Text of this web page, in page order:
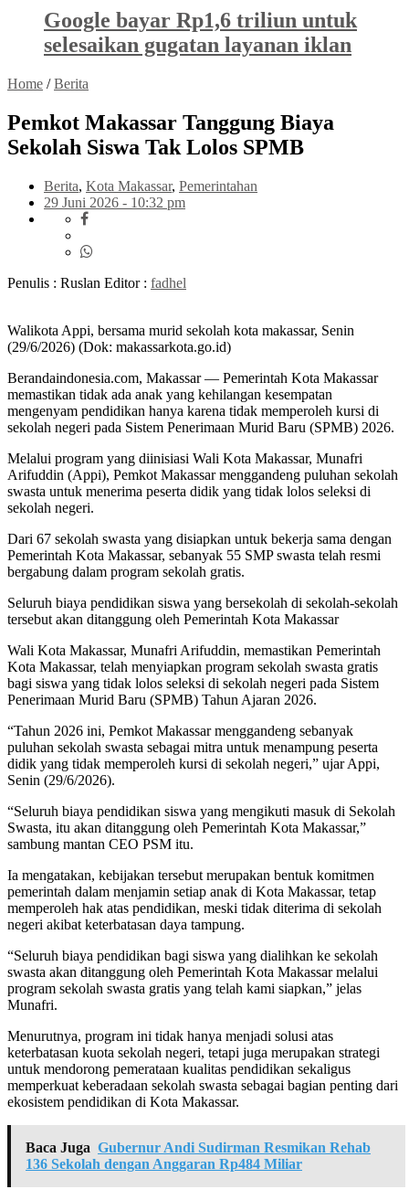
Google bayar Rp1,6 triliun untuk
selesaikan gugatan layanan iklan
Home /Berita
Pemkot Makassar Tanggung Biaya
Sekolah Siswa Tak Lolos SPMB
Berita, Kota Makassar, Pemerintahan
29 Juni 2026 - 10:32 pm
Penulis : Ruslan Editor : fadhel
Walikota Appi, bersama murid sekolah kota makassar, Senin
(29/6/2026) (Dok: makassarkota.go.id)
Berandaindonesia.com, Makassar — Pemerintah Kota Makassar
memastikan tidak ada anak yang kehilangan kesempatan
mengenyam pendidikan hanya karena tidak memperoleh kursi di
sekolah negeri pada Sistem Penerimaan Murid Baru (SPMB) 2026.
Melalui program yang diinisiasi Wali Kota Makassar, Munafri
Arifuddin (Appi), Pemkot Makassar menggandeng puluhan sekolah
swasta untuk menerima peserta didik yang tidak lolos seleksi di
sekolah negeri.
Dari 67 sekolah swasta yang disiapkan untuk bekerja sama dengan
Pemerintah Kota Makassar, sebanyak 55 SMP swasta telah resmi
bergabung dalam program sekolah gratis.
Seluruh biaya pendidikan siswa yang bersekolah di sekolah-sekolah
tersebut akan ditanggung oleh Pemerintah Kota Makassar
Wali Kota Makassar, Munafri Arifuddin, memastikan Pemerintah
Kota Makassar, telah menyiapkan program sekolah swasta gratis
bagi siswa yang tidak lolos seleksi di sekolah negeri pada Sistem
Penerimaan Murid Baru (SPMB) Tahun Ajaran 2026.
“Tahun 2026 ini, Pemkot Makassar menggandeng sebanyak
puluhan sekolah swasta sebagai mitra untuk menampung peserta
didik yang tidak memperoleh kursi di sekolah negeri,” ujar Appi,
Senin (29/6/2026).
“Seluruh biaya pendidikan siswa yang mengikuti masuk di Sekolah
Swasta, itu akan ditanggung oleh Pemerintah Kota Makassar,”
sambung mantan CEO PSM itu.
Ia mengatakan, kebijakan tersebut merupakan bentuk komitmen
pemerintah dalam menjamin setiap anak di Kota Makassar, tetap
memperoleh hak atas pendidikan, meski tidak diterima di sekolah
negeri akibat keterbatasan daya tampung.
“Seluruh biaya pendidikan bagi siswa yang dialihkan ke sekolah
swasta akan ditanggung oleh Pemerintah Kota Makassar melalui
program sekolah swasta gratis yang telah kami siapkan,” jelas
Munafri.
Menurutnya, program ini tidak hanya menjadi solusi atas
keterbatasan kuota sekolah negeri, tetapi juga merupakan strategi
untuk mendorong pemerataan kualitas pendidikan sekaligus
memperkuat keberadaan sekolah swasta sebagai bagian penting dari
ekosistem pendidikan di Kota Makassar.
Baca Juga Gubernur Andi Sudirman Resmikan Rehab
136 Sekolah dengan Anggaran Rp484 Miliar